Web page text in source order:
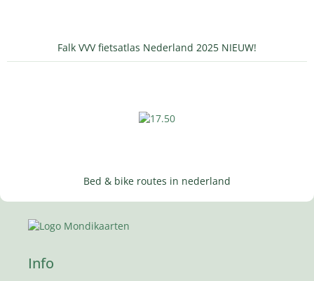
Falk VVV fietsatlas Nederland 2025 NIEUW!
Bed & bike routes in nederland
Info